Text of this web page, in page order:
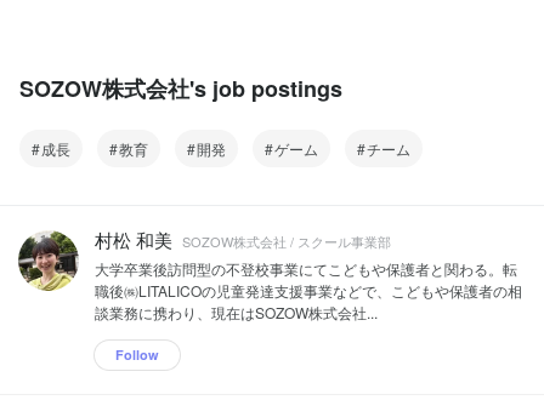
SOZOW株式会社's job postings
成長 教育 開発 ゲーム チーム
村松 和美 SOZOW株式会社 / スクール事業部
大学卒業後訪問型の不登校事業にてこどもや保護者と関わる。転
職後㈱LITALICOの児童発達支援事業などで、こどもや保護者の相
談業務に携わり、現在はSOZOW株式会社...
Follow